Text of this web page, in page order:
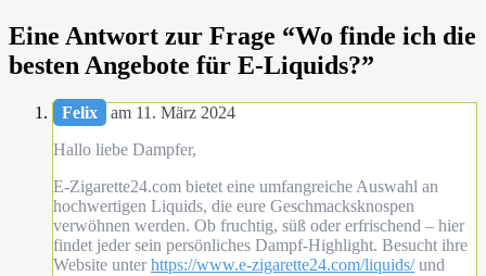
Eine Antwort zur Frage “Wo finde ich die
besten Angebote für E-Liquids?”
Felix
am 11. März 2024
Hallo liebe Dampfer,
E-Zigarette24.com bietet eine umfangreiche Auswahl an
hochwertigen Liquids, die eure Geschmacksknospen
verwöhnen werden. Ob fruchtig, süß oder erfrischend – hier
findet jeder sein persönliches Dampf-Highlight. Besucht ihre
Website unter https://www.e-zigarette24.com/liquids/und